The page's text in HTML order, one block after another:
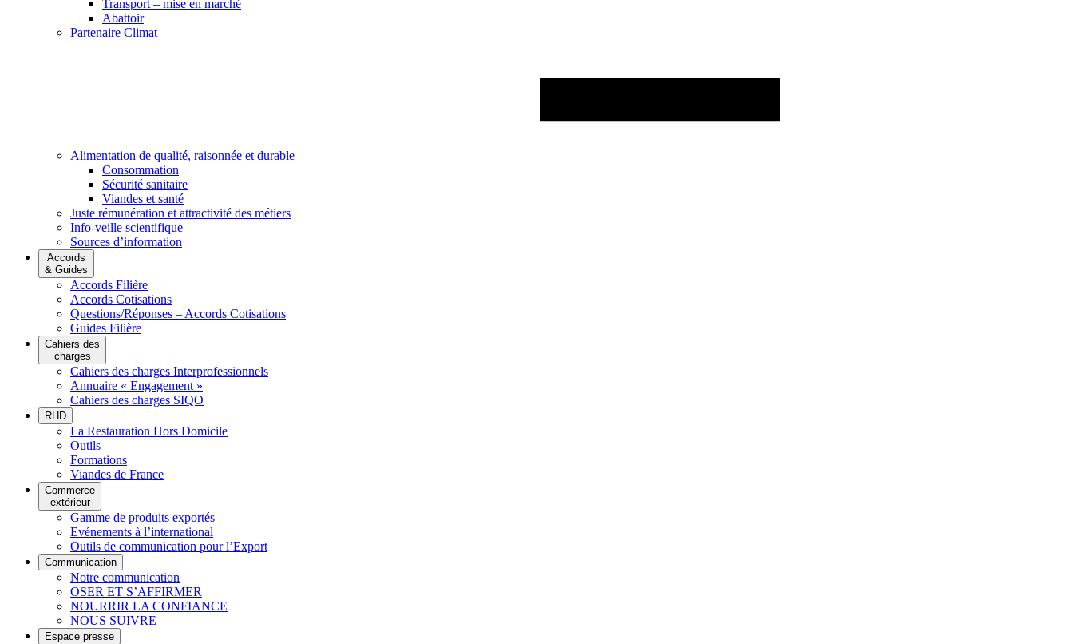
Transport – mise en marché
Abattoir
Partenaire Climat
Alimentation de qualité, raisonnée et durable
Consommation
Sécurité sanitaire
Viandes et santé
Juste rémunération et attractivité des métiers
Info-veille scientifique
Sources d’information
Accords
& Guides
Accords Filière
Accords Cotisations
Questions/Réponses – Accords Cotisations
Guides Filière
Cahiers des
charges
Cahiers des charges Interprofessionnels
Annuaire « Engagement »
Cahiers des charges SIQO
RHD
La Restauration Hors Domicile
Outils
Formations
Viandes de France
Commerce
extérieur
Gamme de produits exportés
Evénements à l’international
Outils de communication pour l’Export
Communication
Notre communication
OSER ET S’AFFIRMER
NOURRIR LA CONFIANCE
NOUS SUIVRE
Espace presse